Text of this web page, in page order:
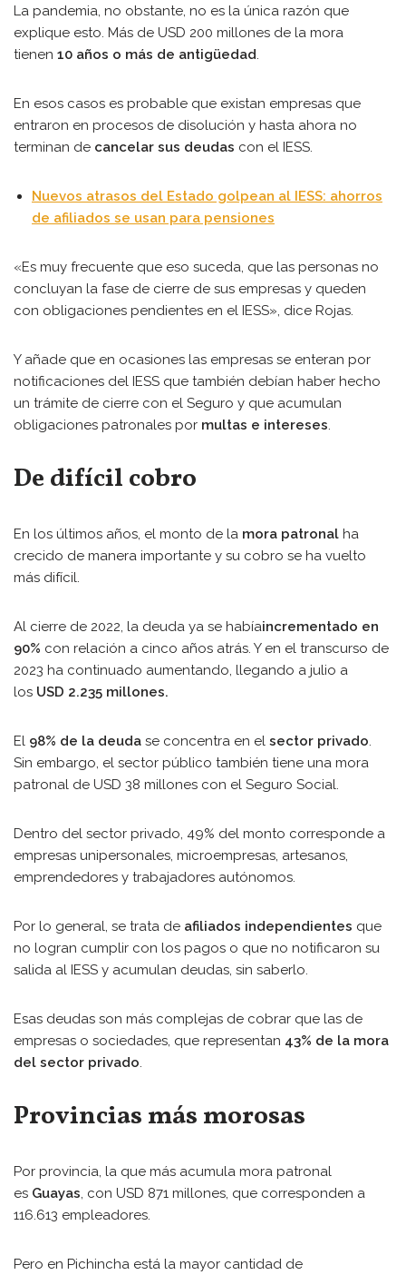
La pandemia, no obstante, no es la única razón que
explique esto. Más de USD 200 millones de la mora
tienen 10 años o más de antigüedad.
En esos casos es probable que existan empresas que
entraron en procesos de disolución y hasta ahora no
terminan de cancelar sus deudas con el IESS.
Nuevos atrasos del Estado golpean al IESS: ahorros
de afiliados se usan para pensiones
«Es muy frecuente que eso suceda, que las personas no
concluyan la fase de cierre de sus empresas y queden
con obligaciones pendientes en el IESS», dice Rojas.
Y añade que en ocasiones las empresas se enteran por
notificaciones del IESS que también debían haber hecho
un trámite de cierre con el Seguro y que acumulan
obligaciones patronales por multas e intereses.
De difícil cobro
En los últimos años, el monto de la mora patronal ha
crecido de manera importante y su cobro se ha vuelto
más difícil.
Al cierre de 2022, la deuda ya se habíaincrementado en
90% con relación a cinco años atrás. Y en el transcurso de
2023 ha continuado aumentando, llegando a julio a
los USD 2.235 millones.
El 98% de la deuda se concentra en el sector privado.
Sin embargo, el sector público también tiene una mora
patronal de USD 38 millones con el Seguro Social.
Dentro del sector privado, 49% del monto corresponde a
empresas unipersonales, microempresas, artesanos,
emprendedores y trabajadores autónomos.
Por lo general, se trata de afiliados independientes que
no logran cumplir con los pagos o que no notificaron su
salida al IESS y acumulan deudas, sin saberlo.
Esas deudas son más complejas de cobrar que las de
empresas o sociedades, que representan 43% de la mora
del sector privado.
Provincias más morosas
Por provincia, la que más acumula mora patronal
es Guayas, con USD 871 millones, que corresponden a
116.613 empleadores.
Pero en Pichincha está la mayor cantidad de